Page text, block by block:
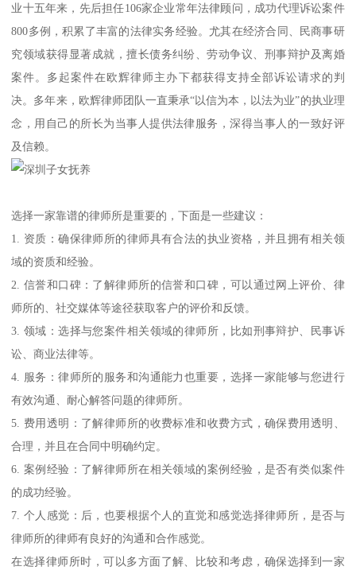
业十五年来，先后担任106家企业常年法律顾问，成功代理诉讼案件
800多例，积累了丰富的法律实务经验。尤其在经济合同、民商事研
究领域获得显著成就，擅长债务纠纷、劳动争议、刑事辩护及离婚
案件。多起案件在欧辉律师主办下都获得支持全部诉讼请求的判
决。多年来，欧辉律师团队一直秉承“以信为本，以法为业”的执业理
念，用自己的所长为当事人提供法律服务，深得当事人的一致好评
及信赖。
选择一家靠谱的律师所是重要的，下面是一些建议：
1. 资质：确保律师所的律师具有合法的执业资格，并且拥有相关领
域的资质和经验。
2. 信誉和口碑：了解律师所的信誉和口碑，可以通过网上评价、律
师所的、社交媒体等途径获取客户的评价和反馈。
3. 领域：选择与您案件相关领域的律师所，比如刑事辩护、民事诉
讼、商业法律等。
4. 服务：律师所的服务和沟通能力也重要，选择一家能够与您进行
有效沟通、耐心解答问题的律师所。
5. 费用透明：了解律师所的收费标准和收费方式，确保费用透明、
合理，并且在合同中明确约定。
6. 案例经验：了解律师所在相关领域的案例经验，是否有类似案件
的成功经验。
7. 个人感觉：后，也要根据个人的直觉和感觉选择律师所，是否与
律师所的律师有良好的沟通和合作感觉。
在选择律师所时，可以多方面了解、比较和考虑，确保选择到一家